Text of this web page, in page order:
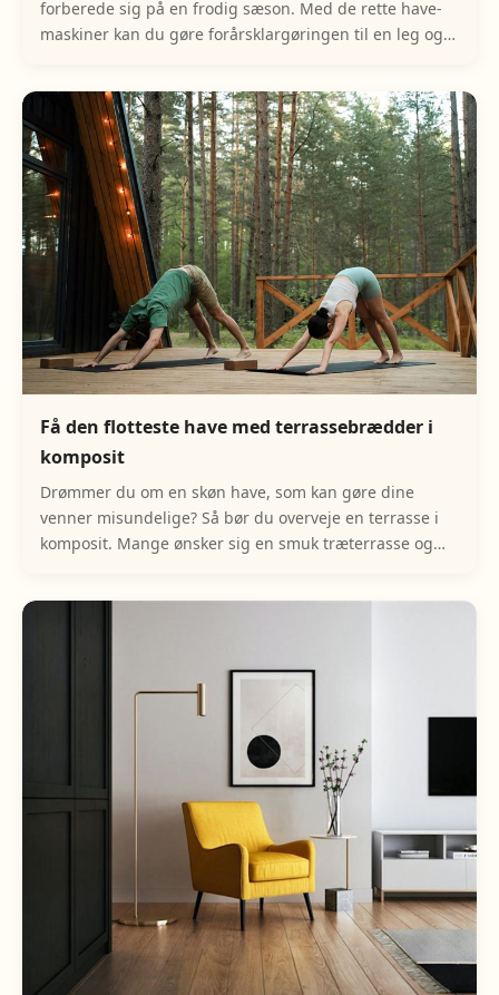
forberede sig på en frodig sæson. Med de rette have-
maskiner kan du gøre forårsklargøringen til en leg og
Få den flotteste have med terrassebrædder i
komposit
Drømmer du om en skøn have, som kan gøre dine
venner misundelige? Så bør du overveje en terrasse i
komposit. Mange ønsker sig en smuk træterrasse og